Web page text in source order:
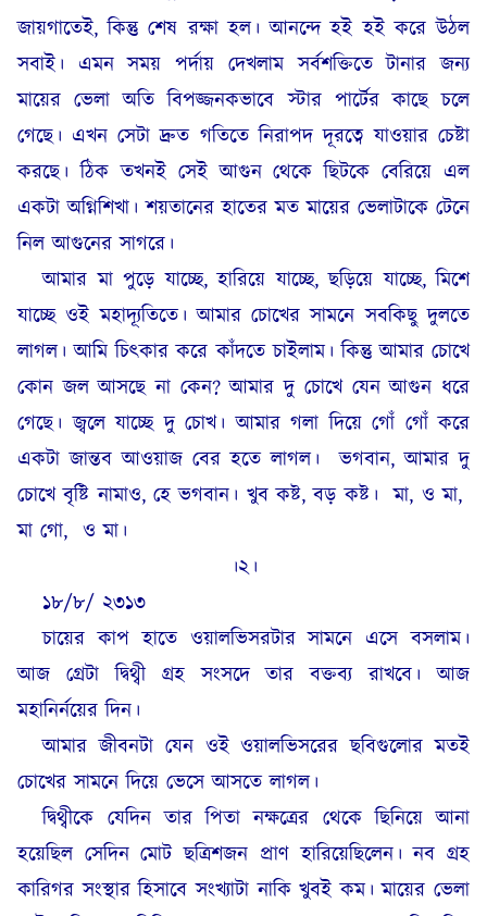
জায়গাতেই, কিন্তু শেষ রক্ষা হল। আনন্দে হই হই করে উঠল
সবাই। এমন সময় পর্দায় দেখলাম সর্বশক্তিতে টানার জন্য
মায়ের ভেলা অতি বিপজ্জনকভাবে স্টার পার্টের কাছে চলে
গেছে। এখন সেটা দ্রুত গতিতে নিরাপদ দূরত্বে যাওয়ার চেষ্টা
করছে। ঠিক তখনই সেই আগুন থেকে ছিটকে বেরিয়ে এল
একটা অগ্নিশিখা। শয়তানের হাতের মত মায়ের ভেলাটাকে টেনে
নিল আগুনের সাগরে।
আমার মা পুড়ে যাচ্ছে, হারিয়ে যাচ্ছে, ছড়িয়ে যাচ্ছে, মিশে
যাচ্ছে ওই মহাদ্যূতিতে। আমার চোখের সামনে সবকিছু দুলতে
লাগল। আমি চিৎকার করে কাঁদতে চাইলাম। কিন্তু আমার চোখে
কোন জল আসছে না কেন? আমার দু চোখে যেন আগুন ধরে
গেছে। জ্বলে যাচ্ছে দু চোখ। আমার গলা দিয়ে গোঁ গোঁ করে
একটা জান্তব আওয়াজ বের হতে লাগল।
ভগবান, আমার দু
চোখে বৃষ্টি নামাও, হে ভগবান। খুব কষ্ট, বড় কষ্ট। মা, ও মা,
মা গো, ও মা।
।২।
১৮/৮/ ২৩১৩
চায়ের কাপ হাতে ওয়ালভিসরটার সামনে এসে বসলাম।
আজ গ্রেটা দ্বিথ্বী গ্রহ সংসদে তার বক্তব্য রাখবে। আজ
মহানির্নয়ের দিন।
আমার জীবনটা যেন ওই ওয়ালভিসরের ছবিগুলোর মতই
চোখের সামনে দিয়ে ভেসে আসতে লাগল।
দ্বিথ্বীকে যেদিন তার পিতা নক্ষত্রের থেকে ছিনিয়ে আনা
হয়েছিল সেদিন মোট ছত্রিশজন প্রাণ হারিয়েছিলেন। নব গ্রহ
কারিগর সংস্থার হিসাবে সংখ্যাটা নাকি খুবই কম। মায়ের ভেলা